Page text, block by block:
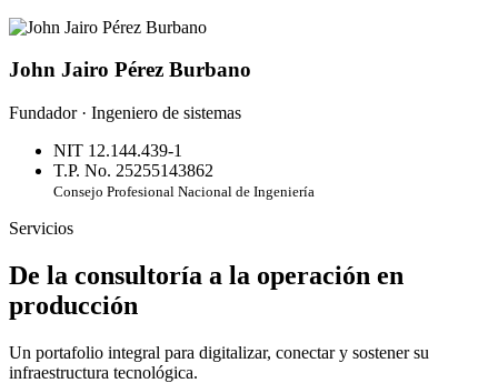
John Jairo Pérez Burbano
Fundador · Ingeniero de sistemas
NIT 12.144.439-1
T.P. No. 25255143862
Consejo Profesional Nacional de Ingeniería
Servicios
De la consultoría a la operación en
producción
Un portafolio integral para digitalizar, conectar y sostener su
infraestructura tecnológica.